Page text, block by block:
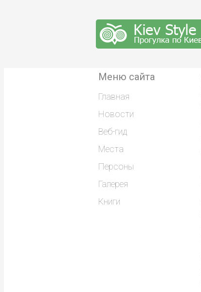
Меню сайта
Главная
Новости
Веб-гид
Места
Персоны
Галерея
Книги